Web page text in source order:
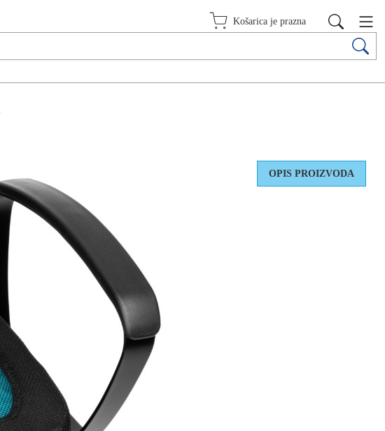
Košarica je prazna
OPIS PROIZVODA